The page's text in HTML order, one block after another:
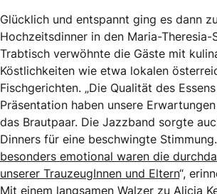
Glücklich und entspannt ging es dann
Hochzeitsdinner in den Maria-Theresia-
Trabtisch verwöhnte die Gäste mit
Köstlichkeiten wie etwa lokalen
Fischgerichten. „Die Qualität des
Präsentation haben unsere
das Brautpaar. Die Jazzband sorgte
Dinners für eine beschwingte Stimmung.
besonders emotional waren die
unserer TrauzeugInnen und Eltern“,
Mit einem langsamen Walzer zu Alicia